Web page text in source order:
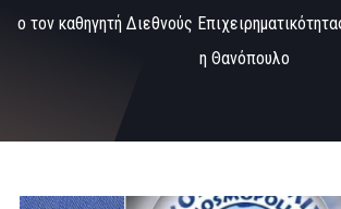
o τον καθηγητή Διεθνούς
η Θανόπουλο